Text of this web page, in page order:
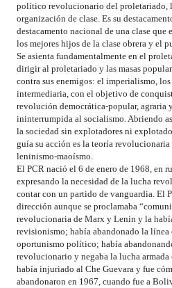
político revolucionario del proletariado,
organización de clase. Es su
destacamento nacional de una clase
los mejores hijos de la clase obrera y el
Se asienta fundamentalmente en el
dirigir al proletariado y las masas
contra sus enemigos: el imperialismo,
intermediaria, con el objetivo de
revolución democrática-popular, agraria
ininterrumpida al socialismo. Abriendo
la sociedad sin explotadores ni
guía su acción es la teoría
leninismo-maoísmo.
El PCR nació el 6 de enero de 1968, en
expresando la necesidad de la lucha
contar con un partido de vanguardia. El
dirección aunque se proclamaba
revolucionaria de Marx y Lenin y la
revisionismo; había abandonado la
oportunismo político; había
revolucionario y negaba la lucha
había injuriado al Che Guevara y fue
abandonaron en 1967, cuando fue a